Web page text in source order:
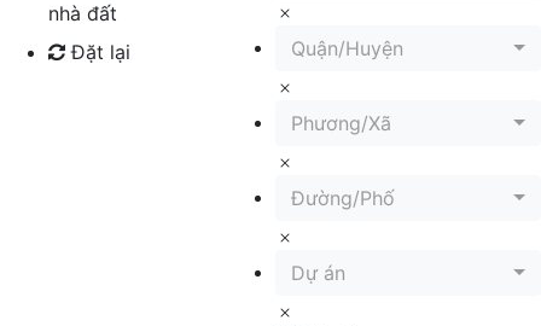
nhà đất
Đặt lại
Quận/Huyện
Phương/Xã
Đường/Phố
Dự án